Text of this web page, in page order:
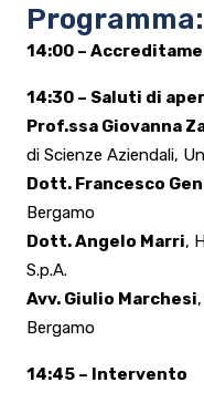
Programma:
14:00 –
14:30 – Saluti di
Prof.ssa Giovanna
di Scienze Aziendali,
Dott. Francesco
Bergamo
Dott. Angelo Marri,
S.p.A.
Avv. Giulio Marchesi
Bergamo
14:45 – Intervento